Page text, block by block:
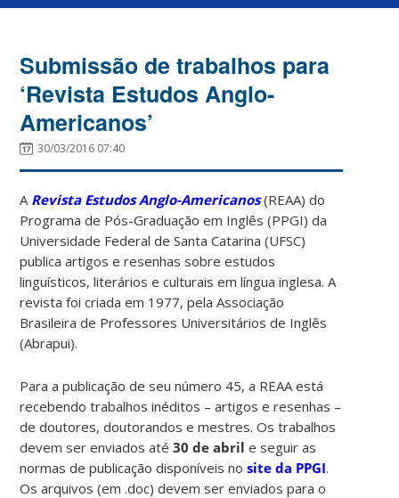
Submissão de trabalhos para
‘Revista Estudos Anglo-
Americanos’
30/03/2016 07:40
A Revista Estudos Anglo-Americanos(REAA) do
Programa de Pós-Graduação em Inglês (PPGI) da
Universidade Federal de Santa Catarina (UFSC)
publica artigos e resenhas sobre estudos
linguísticos, literários e culturais em língua inglesa. A
revista foi criada em 1977, pela Associação
Brasileira de Professores Universitários de Inglês
(Abrapui).
Para a publicação de seu número 45, a REAA está
recebendo trabalhos inéditos – artigos e resenhas –
de doutores, doutorandos e mestres. Os trabalhos
devem ser enviados até30 de abrile seguir as
normas de publicação disponíveis nosite da PPGI.
Os arquivos (em .doc) devem ser enviados para o